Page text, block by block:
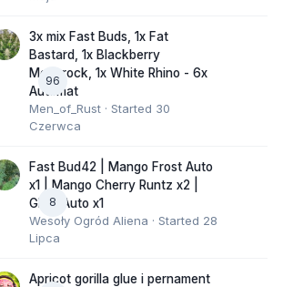
96
3x mix Fast Buds, 1x Fat
Bastard, 1x Blackberry
Moonrock, 1x White Rhino - 6x
Automat
Men_of_Rust · Started 30
Czerwca
8
Fast Bud42 | Mango Frost Auto
x1 | Mango Cherry Runtz x2 |
GMO Auto x1
Wesoły Ogród Aliena · Started 28
Lipca
Apricot gorilla glue i pernament